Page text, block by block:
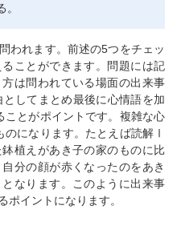
われます。前述の5つをチェッ
ことができます。問題には記
は問われている場面の出来事
してまとめ最後に心情語を加
ことがポイントです。複雑な心
のになります。たとえば読解Ⅰ
植えがあき子の家のものに比
分の顔が赤くなったのをあき
なります。このように出来事
ポイントになります。